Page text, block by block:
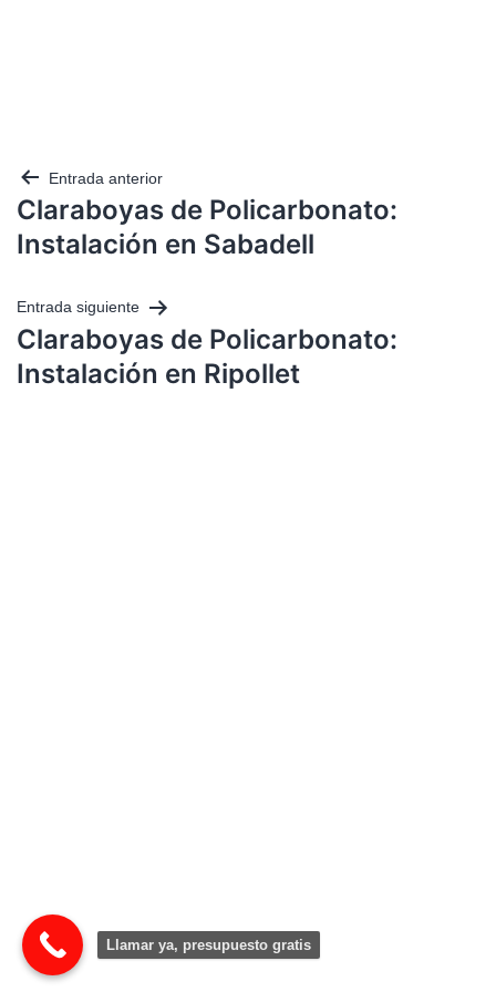
Entrada anterior
Claraboyas de Policarbonato:
Instalación en Sabadell
Entrada siguiente
Claraboyas de Policarbonato:
Instalación en Ripollet
Llamar ya, presupuesto gratis